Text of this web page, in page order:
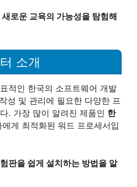
로운 교육의 가능성을 탐험해
소개
적인 한국의 소프트웨어 개발
성 및 관리에 필요한 다양한 프
. 가장 많이 알려진 제품인 한
게 최적화된 워드 프로세서입
판을 쉽게 설치하는 방법을 알